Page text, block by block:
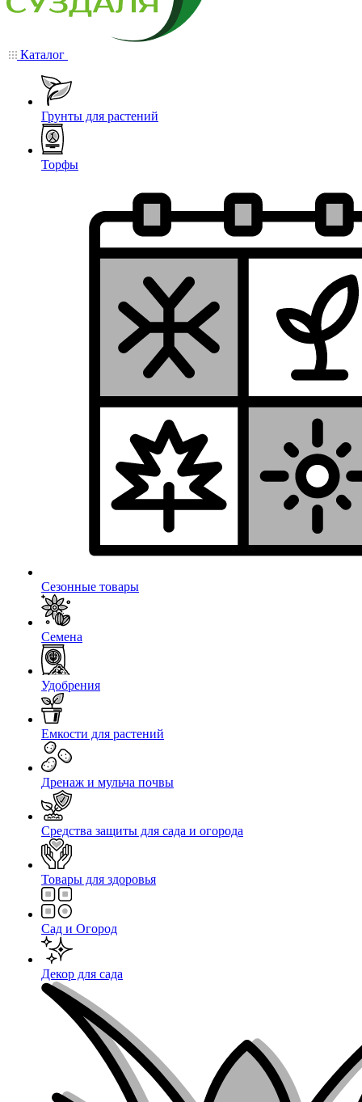
Каталог
Грунты для растений
Торфы
Сезонные товары
Семена
Удобрения
Емкости для растений
Дренаж и мульча почвы
Средства защиты для сада и огорода
Товары для здоровья
Сад и Огород
Декор для сада